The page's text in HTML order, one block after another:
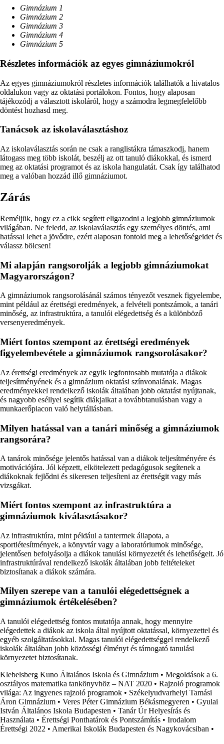
Gimnázium 1
Gimnázium 2
Gimnázium 3
Gimnázium 4
Gimnázium 5
Részletes információk az egyes gimnáziumokról
Az egyes gimnáziumokról részletes információk találhatók a hivatalos
oldalukon vagy az oktatási portálokon. Fontos, hogy alaposan
tájékozódj a választott iskoláról, hogy a számodra legmegfelelőbb
döntést hozhasd meg.
Tanácsok az iskolaválasztáshoz
Az iskolaválasztás során ne csak a ranglistákra támaszkodj, hanem
látogass meg több iskolát, beszélj az ott tanuló diákokkal, és ismerd
meg az oktatási programot és az iskola hangulatát. Csak így találhatod
meg a valóban hozzád illő gimnáziumot.
Zárás
Reméljük, hogy ez a cikk segített eligazodni a legjobb gimnáziumok
világában. Ne feledd, az iskolaválasztás egy személyes döntés, ami
hatással lehet a jövődre, ezért alaposan fontold meg a lehetőségeidet és
válassz bölcsen!
Mi alapján rangsorolják a legjobb gimnáziumokat
Magyarországon?
A gimnáziumok rangsorolásánál számos tényezőt vesznek figyelembe,
mint például az érettségi eredmények, a felvételi pontszámok, a tanári
minőség, az infrastruktúra, a tanulói elégedettség és a különböző
versenyeredmények.
Miért fontos szempont az érettségi eredmények
figyelembevétele a gimnáziumok rangsorolásakor?
Az érettségi eredmények az egyik legfontosabb mutatója a diákok
teljesítményének és a gimnázium oktatási színvonalának. Magas
eredményekkel rendelkező iskolák általában jobb oktatást nyújtanak,
és nagyobb eséllyel segítik diákjaikat a továbbtanulásban vagy a
munkaerőpiacon való helytállásban.
Milyen hatással van a tanári minőség a gimnáziumok
rangsorára?
A tanárok minősége jelentős hatással van a diákok teljesítményére és
motivációjára. Jól képzett, elkötelezett pedagógusok segítenek a
diákoknak fejlődni és sikeresen teljesíteni az érettségit vagy más
vizsgákat.
Miért fontos szempont az infrastruktúra a
gimnáziumok kiválasztásakor?
Az infrastruktúra, mint például a tantermek állapota, a
sportlétesítmények, a könyvtár vagy a laboratóriumok minősége,
jelentősen befolyásolja a diákok tanulási környezetét és lehetőségeit. Jó
infrastruktúrával rendelkező iskolák általában jobb feltételeket
biztosítanak a diákok számára.
Milyen szerepe van a tanulói elégedettségnek a
gimnáziumok értékelésében?
A tanulói elégedettség fontos mutatója annak, hogy mennyire
elégedettek a diákok az iskola által nyújtott oktatással, környezettel és
egyéb szolgáltatásokkal. Magas tanulói elégedettséggel rendelkező
iskolák általában jobb közösségi élményt és támogató tanulási
környezetet biztosítanak.
Klebelsberg Kuno Általános Iskola és Gimnázium • Megoldások a 6.
osztályos matematika tankönyvhöz – NAT 2020 • Rajzoló programok
világa: Az ingyenes rajzoló programok • Székelyudvarhelyi Tamási
Áron Gimnázium • Veres Péter Gimnázium Békásmegyeren • Gyulai
István Általános Iskola Budapesten • Tanár Úr Helyesírás és
Használata • Érettségi Ponthatárok és Pontszámítás • Irodalom
Érettségi 2022 • Amerikai Iskolák Budapesten és Nagykovácsiban •